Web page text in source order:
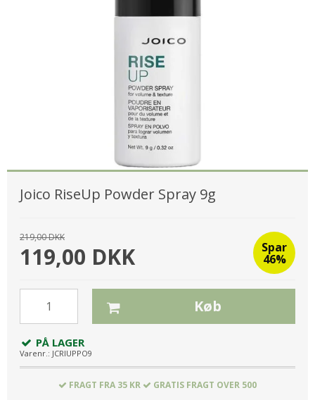
Joico RiseUp Powder Spray 9g
219,00 DKK
119,00 DKK Spar
46%
Køb
PÅ LAGER
Varenr.: JCRIUPPO9
FRAGT FRA 35 KR GRATIS FRAGT OVER 500